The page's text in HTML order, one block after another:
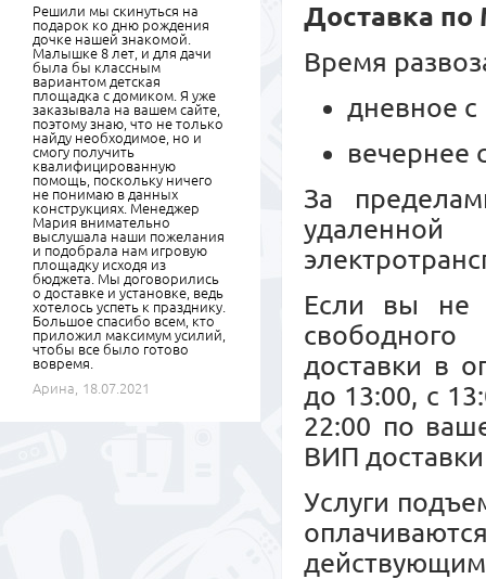
Доставка
Время
дневное с
вечернее
За
Если вы не
свободного
доставки в
до 13:00, с
22:00 по
ВИП
Услуги
Решили мы скинуться на
подарок ко дню рождения
дочке нашей знакомой.
Малышке 8 лет, и для дачи
была бы классным
вариантом детская
площадка с домиком. Я уже
заказывала на вашем сайте,
поэтому знаю, что не только
найду необходимое, но и
смогу получить
квалифицированную
помощь, поскольку ничего
не понимаю в данных
конструкциях. Менеджер
Мария внимательно
выслушала наши пожелания
и подобрала нам игровую
площадку исходя из
бюджета. Мы договорились
о доставке и установке, ведь
хотелось успеть к празднику.
Большое спасибо всем, кто
приложил максимум усилий,
чтобы все было готово
вовремя.
Арина,
18.07.2021